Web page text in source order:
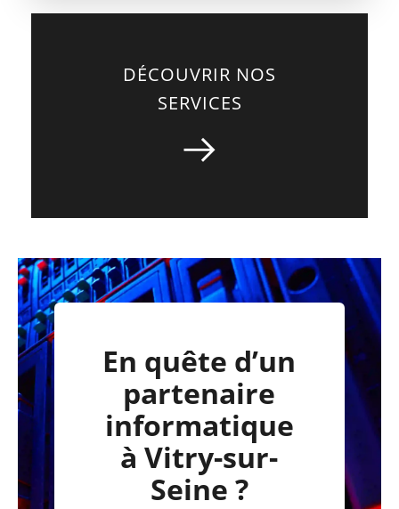
DÉCOUVRIR NOS
SERVICES
En quête d’un
partenaire
informatique
à Vitry-sur-
Seine ?